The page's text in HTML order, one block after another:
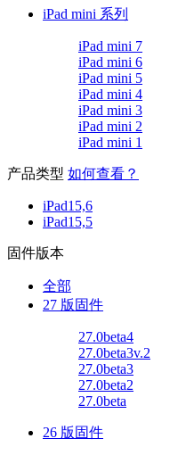
iPad mini 系列
iPad mini 7
iPad mini 6
iPad mini 5
iPad mini 4
iPad mini 3
iPad mini 2
iPad mini 1
产品类型 如何查看？
iPad15,6
iPad15,5
固件版本
全部
27 版固件
27.0beta4
27.0beta3v.2
27.0beta3
27.0beta2
27.0beta
26 版固件